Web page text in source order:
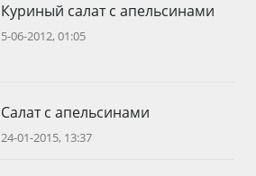
Куриный салат с апельсинами
5-06-2012, 01:05
Салат с апельсинами
24-01-2015, 13:37